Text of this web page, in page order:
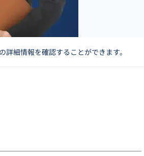
細情報を確認することができます。